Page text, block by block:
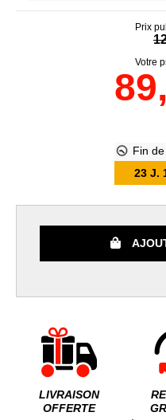
Prix
Votre
Fin
23 J.
LIVRAISON
OFFERTE